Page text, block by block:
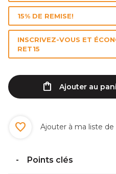
15% DE REMISE!
INSCRIVEZ-VOUS ET
RET15
Ajouter au
Ajouter à ma liste de
Points clés